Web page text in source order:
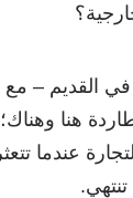
القديم – مع
هنا
عندما